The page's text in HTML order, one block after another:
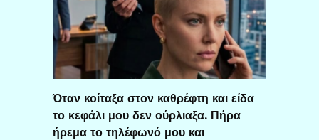
Όταν κοίταξα στον καθρέφτη και είδα
το κεφάλι μου δεν ούρλιαξα. Πήρα
ήρεμα το τηλέφωνό μου και